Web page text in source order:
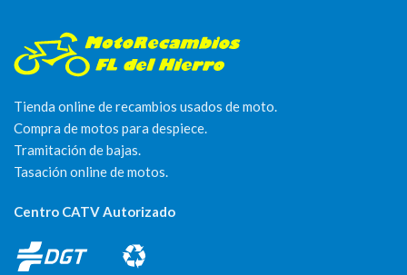
Tienda online de recambios usados de moto.
Compra de motos para despiece.
Tramitación de bajas.
Tasación online de motos.
Centro CATV Autorizado